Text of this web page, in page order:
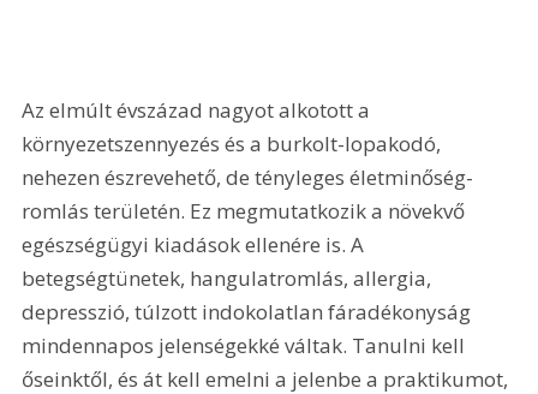
Az elmúlt évszázad nagyot alkotott a
környezetszennyezés és a burkolt-lopakodó,
nehezen észrevehető, de tényleges életminőség-
romlás területén. Ez megmutatkozik a növekvő
egészségügyi kiadások ellenére is. A
betegségtünetek, hangulatromlás, allergia,
depresszió, túlzott indokolatlan fáradékonyság
mindennapos jelenségekké váltak. Tanulni kell
őseinktől, és át kell emelni a jelenbe a praktikumot,